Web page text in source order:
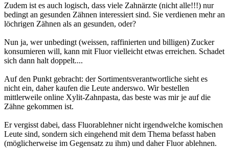
Zudem ist es auch logisch, dass viele Zahnärzte (nicht alle!!!) nur
bedingt an gesunden Zähnen interessiert sind. Sie verdienen mehr an
löchrigen Zähnen als an gesunden, oder?
Nun ja, wer unbedingt (weissen, raffinierten und billigen) Zucker
konsumieren will, kann mit Fluor vielleicht etwas erreichen. Schadet
sich dann halt doppelt....
Auf den Punkt gebracht: der Sortimentsverantwortliche sieht es
nicht ein, daher kaufen die Leute anderswo. Wir bestellen
mittlerweile online Xylit-Zahnpasta, das beste was mir je auf die
Zähne gekommen ist.
Er vergisst dabei, dass Fluorablehner nicht irgendwelche komischen
Leute sind, sondern sich eingehend mit dem Thema befasst haben
(möglicherweise im Gegensatz zu ihm) und daher Fluor ablehnen.